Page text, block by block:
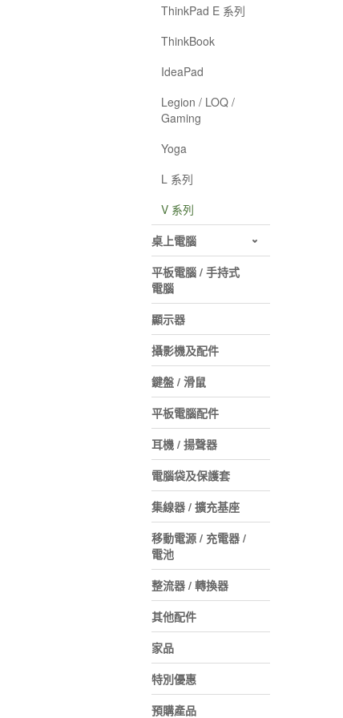
ThinkPad E 系列
ThinkBook
IdeaPad
Legion / LOQ /
Gaming
Yoga
L 系列
V 系列
桌上電腦
平板電腦 / 手持式
電腦
顯示器
攝影機及配件
鍵盤 / 滑鼠
平板電腦配件
耳機 / 揚聲器
電腦袋及保護套
集線器 / 擴充基座
移動電源 / 充電器 /
電池
整流器 / 轉換器
其他配件
家品
特別優惠
預購產品